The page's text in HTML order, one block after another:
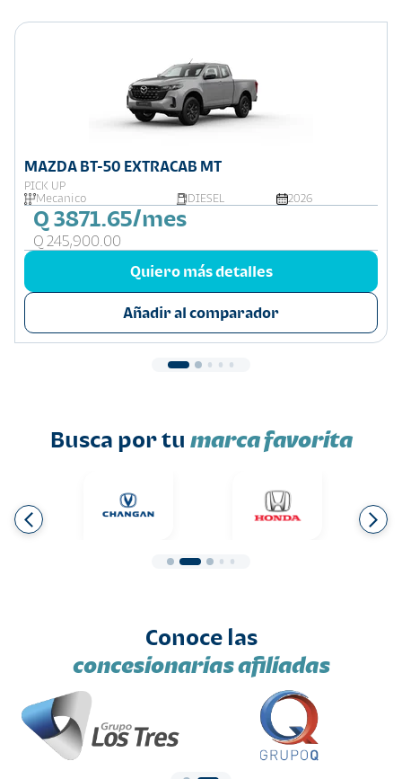
MAZDA BT-50 EXTRACAB MT
PICK UP
Mecanico
DIESEL 2026
Q 3871.65/mes
Q 245,900.00
Quiero más detalles
Añadir al comparador
Busca por tu marca favorita
Conoce las
concesionarias afiliadas